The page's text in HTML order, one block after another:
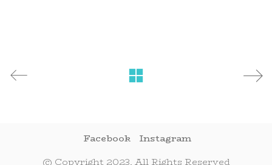
Facebook
Instagram
© Copyright 2023. All Rights Reserved